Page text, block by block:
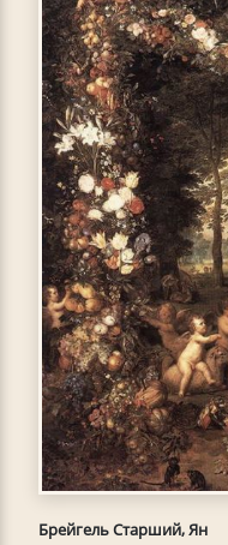
Брейгель Старший, Ян